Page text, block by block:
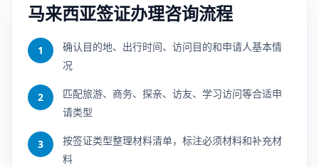
马来西亚签证办理咨询流程
1
确认目的地、出行时间、访问目的和申请人基本情
况
2
匹配旅游、商务、探亲、访友、学习访问等合适申
请类型
3
按签证类型整理材料清单，标注必须材料和补充材
料